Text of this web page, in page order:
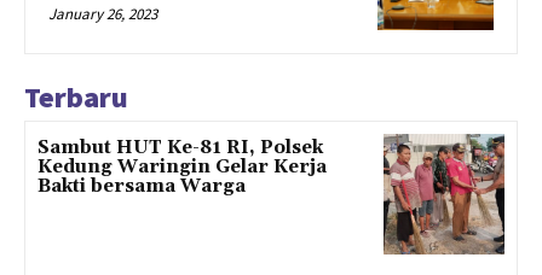
January 26, 2023
Terbaru
Sambut HUT Ke-81 RI, Polsek
Kedung Waringin Gelar Kerja
Bakti bersama Warga